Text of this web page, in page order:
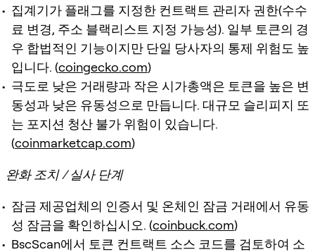
집계기가 플래그를 지정한 컨트랙트 관리자 권한(수수
료 변경, 주소 블랙리스트 지정 가능성). 일부 토큰의 경
우 합법적인 기능이지만 단일 당사자의 통제 위험도 높
입니다. (coingecko.com)
극도로 낮은 거래량과 작은 시가총액은 토큰을 높은 변
동성과 낮은 유동성으로 만듭니다. 대규모 슬리피지 또
는 포지션 청산 불가 위험이 있습니다.
(coinmarketcap.com)
완화 조치 / 실사 단계
잠금 제공업체의 인증서 및 온체인 잠금 거래에서 유동
성 잠금을 확인하십시오. (coinbuck.com)
BscScan에서 토큰 컨트랙트 소스 코드를 검토하여 소